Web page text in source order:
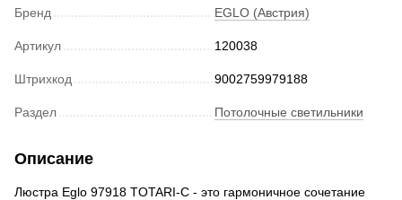
Бренд EGLO (Австрия)
Артикул 120038
Штрихкод 9002759979188
Раздел Потолочные светильники
Описание
Люстра Eglo 97918 TOTARI-C - это гармоничное сочетание